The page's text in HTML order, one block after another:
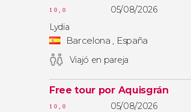
10,0
05/08/2026
Lydia
Barcelona , España
Viajó en pareja
Free tour por Aquisgrán
10,0
05/08/2026